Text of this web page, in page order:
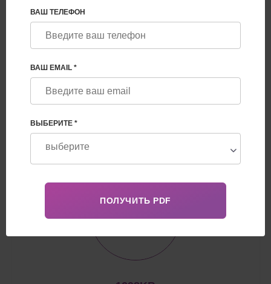
1002SL
ВАШ ТЕЛЕФОН
ВАШ EMAIL *
ВЫБЕРИТЕ *